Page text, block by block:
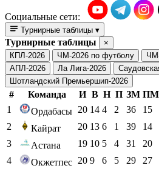
Социальные сети:
Турнирные таблицы ▾
Турнирные таблицы
×
КПЛ-2026
ЧМ-2026 по футболу
АПЛ-2026
Ла Лига-2026
Шотландский Премьершип-2026
# Команда И В Н П ЗМ ПМ
1
Ордабасы 20 14 4 2 36 15
2
Кайрат 20 13 6 1 39 14
3
Астана 19 10 5 4 31 20
4
Окжетпес 20 9 6 5 29 27